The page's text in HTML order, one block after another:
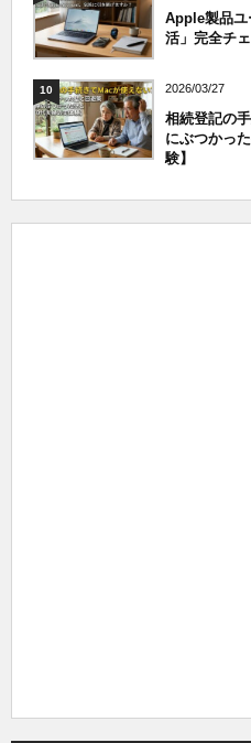
Apple製品ユ
活」完全チ
10 2026/03/27
相続登記の
にぶつかっ
験】